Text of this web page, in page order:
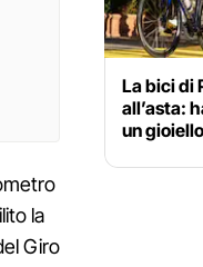
la
Giro
La bici di
all’asta:
un